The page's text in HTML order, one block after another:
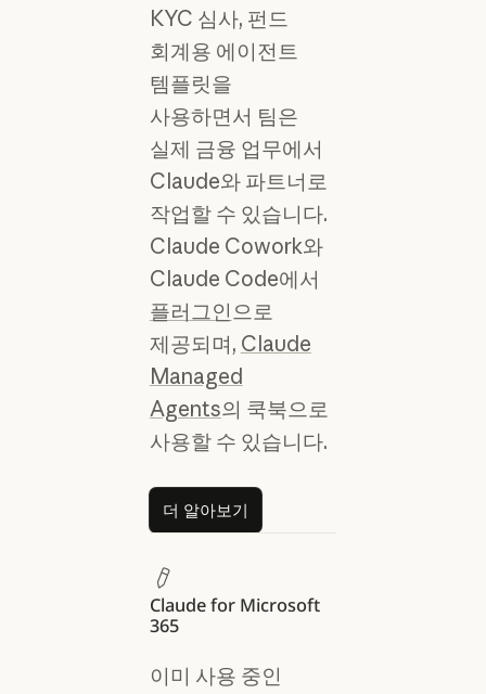
KYC 심사, 펀드
회계용 에이전트
템플릿을
사용하면서 팀은
실제 금융 업무에서
Claude와 파트너로
작업할 수 있습니다.
Claude Cowork와
Claude Code에서
플러그인 으로
제공되며, Claude
Managed
Agents의 쿡북으로
사용할 수 있습니다.
더 알아보기
더 알아보기
Claude for Microsoft
365
이미 사용 중인